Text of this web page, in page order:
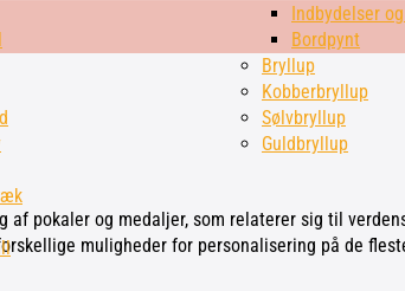
Indbydelser
Bordpynt
Bryllup
Kobberbryllup
Sølvbryllup
Guldbryllup
af pokaler og medaljer, som relaterer sig til
muligheder for personalisering på de